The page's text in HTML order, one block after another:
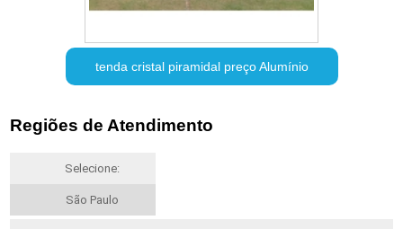
tenda cristal piramidal preço Alumínio
Regiões de Atendimento
Selecione:
São Paulo